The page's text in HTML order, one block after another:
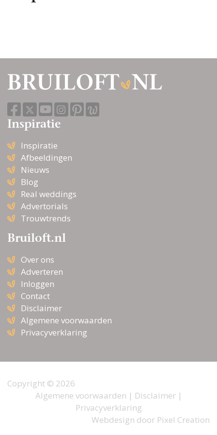
trouwdag begint.
Inspiratie
Inspiratie
Afbeeldingen
Nieuws
Blog
Real weddings
Advertorials
Trouwtrends
Bruiloft.nl
Over ons
Adverteren
Inloggen
Contact
Disclaimer
Algemene voorwaarden
Privacyverklaring
Copyright © 2026
Algemene voorwaarden | Disclaimer|
Privacyverklaring
Webdesign door Pixel Creation